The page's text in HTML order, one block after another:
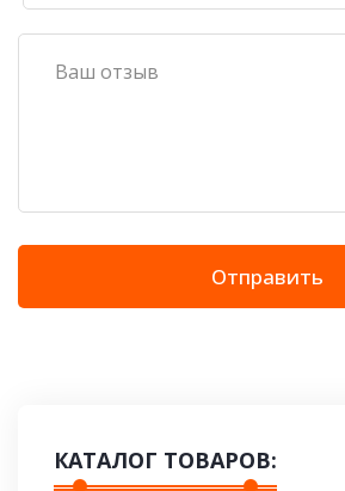
Отправить
КАТАЛОГ ТОВАРОВ: